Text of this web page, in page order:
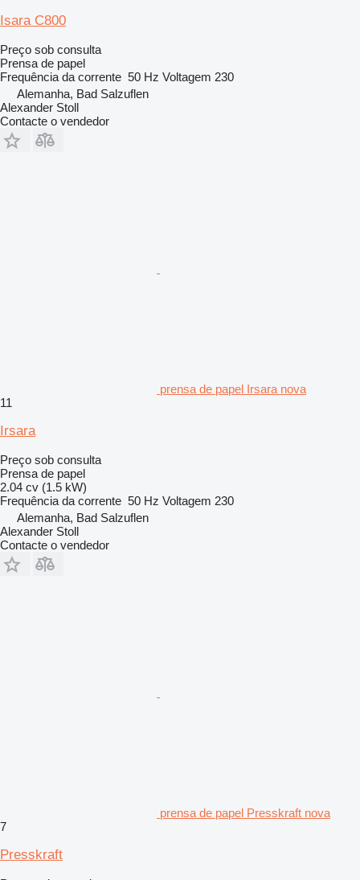
Isara C800
Preço sob consulta
Prensa de papel
Frequência da corrente 50 Hz Voltagem 230
Alemanha, Bad Salzuflen
Alexander Stoll
Contacte o vendedor
prensa de papel Irsara nova
11
Irsara
Preço sob consulta
Prensa de papel
2.04 cv (1.5 kW)
Frequência da corrente 50 Hz Voltagem 230
Alemanha, Bad Salzuflen
Alexander Stoll
Contacte o vendedor
prensa de papel Presskraft nova
7
Presskraft